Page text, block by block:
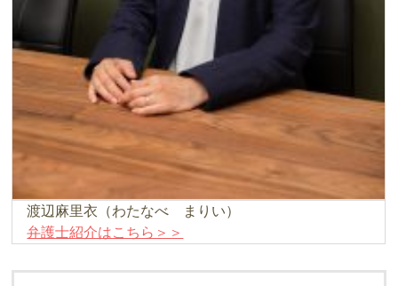
渡辺麻里衣（わたなべ まりい）
弁護士紹介はこちら＞＞